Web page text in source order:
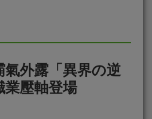
氣外露「異界の逆
業壓軸登場